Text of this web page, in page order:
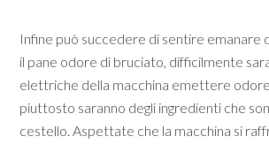
Infine può succedere di sentire emanare
il pane odore di bruciato, difficilmente
elettriche della macchina emettere
piuttosto saranno degli ingredienti che
cestello. Aspettate che la macchina si